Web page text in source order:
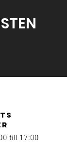
till 17:00